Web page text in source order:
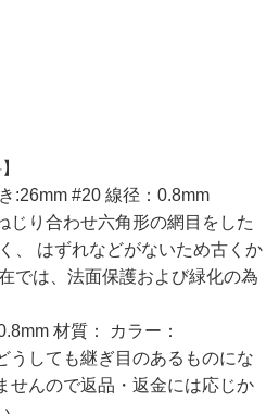
:26mm #20 線径：0.8mm
じり合わせ六角形の網目をした
、 はずれなどがないため古くか
では、法面保護および緑化の為
材質： カラー：
しても継ぎ目のあるものにな
せんので返品・返金には応じか